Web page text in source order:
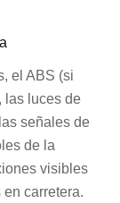
el ABS (si
las luces de
señales de
de la
visibles
carretera.